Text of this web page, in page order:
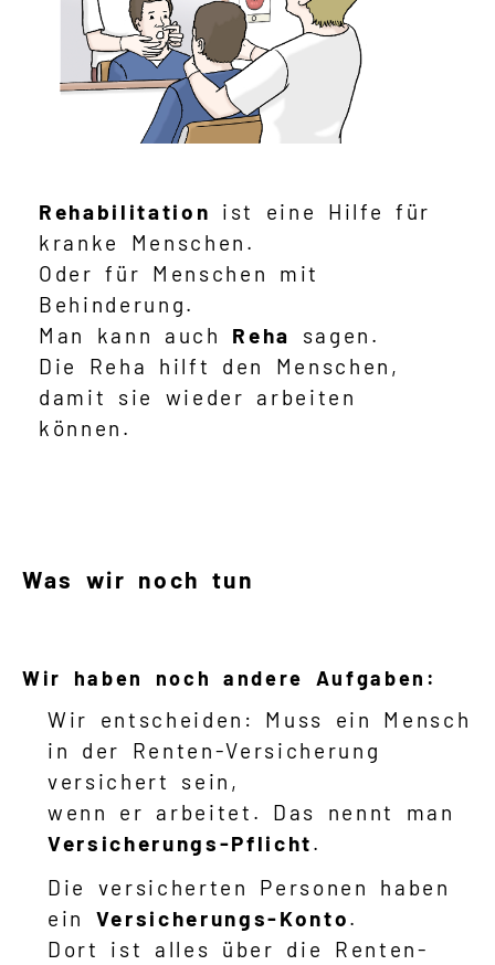
Rehabilitation ist eine Hilfe für
kranke Menschen.
Oder für Menschen mit
Behinderung.
Man kann auch Reha
sagen.
Die Reha hilft den Menschen,
damit sie wieder arbeiten
können.
Was wir noch tun
Wir haben noch andere Aufgaben:
Wir entscheiden: Muss ein Mensch
in der Renten-Versicherung
versichert sein,
wenn er arbeitet. Das nennt man
Versicherungs-Pflicht.
Die versicherten Personen haben
ein Versicherungs-Konto.
Dort ist alles über die Renten-